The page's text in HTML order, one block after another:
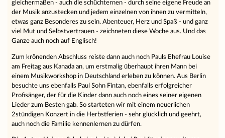
gleichermaßen - auch die schüchternen - durch seine eigene Freude an
der Musik anzustecken und jedem einzelnen von ihnen zu vermitteln,
etwas ganz Besonderes zu sein. Abenteuer, Herz und Spaß - und ganz
viel Mut und Selbstvertrauen - zeichneten diese Woche aus. Und das
Ganze auch noch auf Englisch!
Zum krönenden Abschluss reiste dann auch noch Pauls Ehefrau Louise
am Freitag aus Kanada an, um erstmalig überhaupt ihren Mann bei
einem Musikworkshop in Deutschland erleben zu können. Aus Berlin
besuchte uns ebenfalls Paul Sohn Fintan, ebenfalls erfolgreicher
Profisänger, der für die Kinder dann auch noch eines seiner eigenen
Lieder zum Besten gab. So starteten wir mit einem neuerlichen
2stündigen Konzert in die Herbstferien - sehr glücklich und geehrt,
auch noch die Familie kennenlernen zu dürfen.